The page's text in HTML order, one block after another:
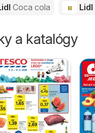
Coca cola Lidl
a katalógy